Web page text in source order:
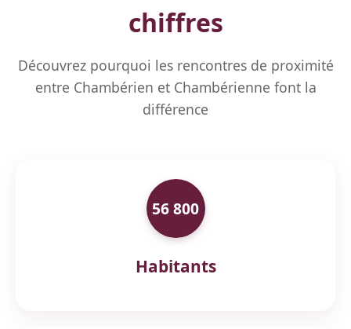
chiffres
Découvrez pourquoi les rencontres de proximité
entre Chambérien et Chambérienne font la
différence
56 800
Habitants